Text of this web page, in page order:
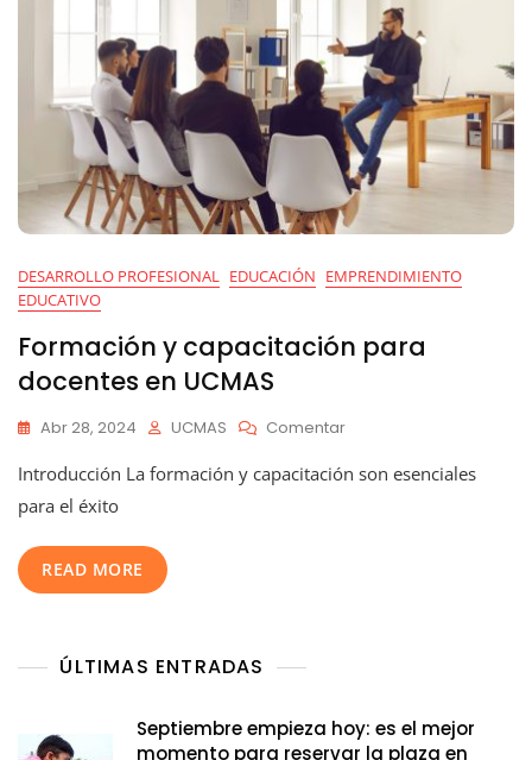
DESARROLLO PROFESIONAL EDUCACIÓN EMPRENDIMIENTO
EDUCATIVO
Formación y capacitación para
docentes en UCMAS
Abr 28, 2024 UCMAS ComentarEn
Y
Introducción La formación y capacitación son esenciales
para el éxito
READ MORE
ÚLTIMAS ENTRADAS
Septiembre empieza hoy: es el mejor
momento para reservar la plaza en